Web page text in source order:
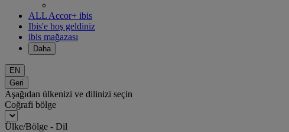
ALL Accor+ ibis
Ibis'e hoş geldiniz
ibis mağazası
Daha
EN
Geri
Aşağıdan ülkenizi ve dilinizi seçin
Coğrafi bölge
Ülke/Bölge - Dil